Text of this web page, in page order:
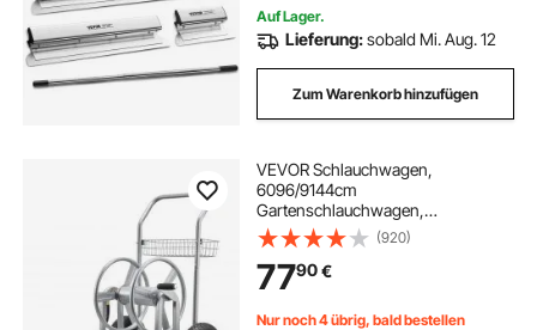
Auf Lager.
Lieferung:sobald Mi. Aug. 12
Zum Warenkorb hinzufügen
VEVOR Schlauchwagen,
6096/9144cm
Gartenschlauchwagen,
Schlauchtrommel mit zwei Rädern,
Griff & Aufbewahrungskorb,
Schlauchaufroller mit doppeltem
Verwendungszweck für Garten,
Auto 675x610x900mm
(920)
7790€
Nur noch 4 übrig, bald bestellen